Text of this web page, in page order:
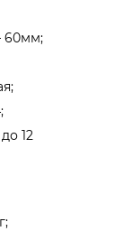
60мм;
12